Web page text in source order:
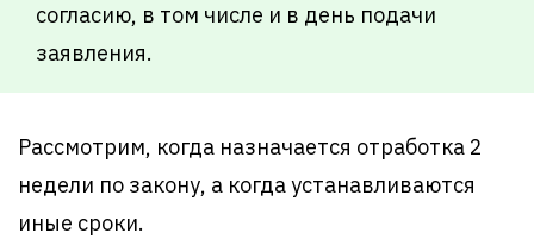
согласию, в том числе и в день подачи
заявления.
Рассмотрим, когда назначается отработка 2
недели по закону, а когда устанавливаются
иные сроки.